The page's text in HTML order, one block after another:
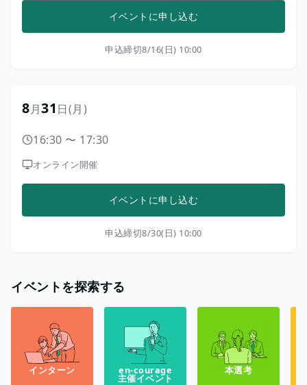
イベントを探索する
インターン en-courage
主催イベント
本選考
イベントに申し込む
申込締切8/16(日) 10:00
8月31日(月)
16:30 〜 17:30
オンライン開催
イベントに申し込む
申込締切8/30(日) 10:00